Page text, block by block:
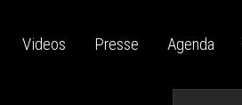
Videos Presse Agenda